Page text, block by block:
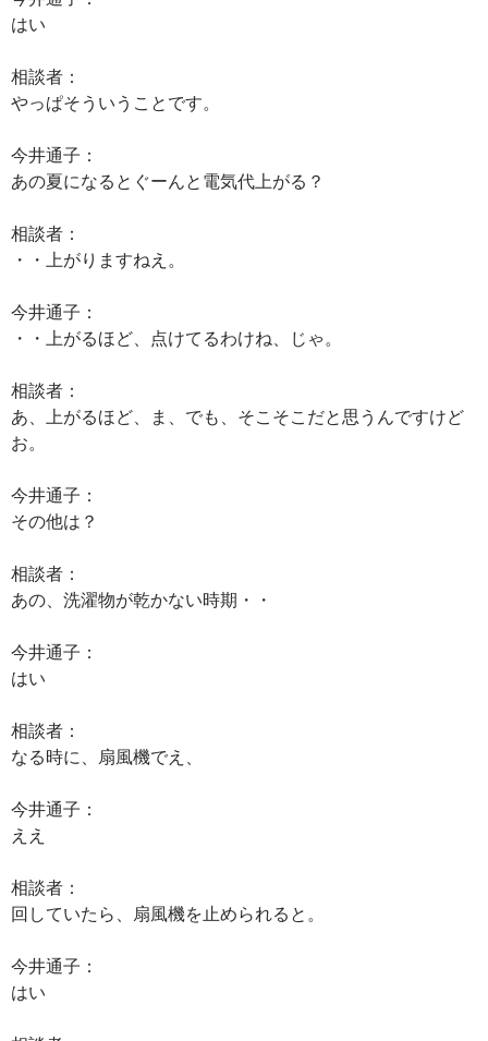
はい
相談者：
やっぱそういうことです。
今井通子：
あの夏になるとぐーんと電気代上がる？
相談者：
・・上がりますねえ。
今井通子：
・・上がるほど、点けてるわけね、じゃ。
相談者：
あ、上がるほど、ま、でも、そこそこだと思うんですけど
お。
今井通子：
その他は？
相談者：
あの、洗濯物が乾かない時期・・
今井通子：
はい
相談者：
なる時に、扇風機でえ、
今井通子：
ええ
相談者：
回していたら、扇風機を止められると。
今井通子：
はい